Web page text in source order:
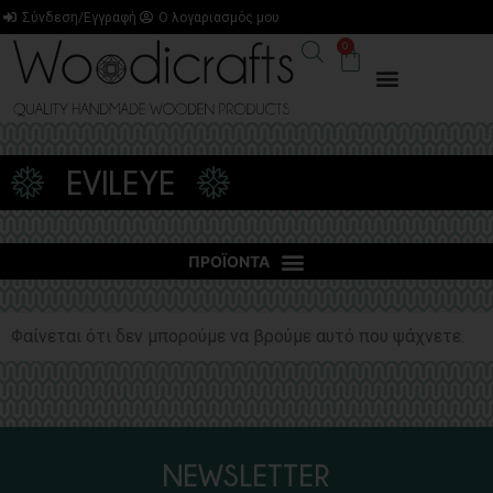
Σύνδεση/Εγγραφή Ο λογαριασμός μου
0
EVILEYE
Φαίνεται ότι δεν μπορούμε να βρούμε αυτό που ψάχνετε.
NEWSLETTER